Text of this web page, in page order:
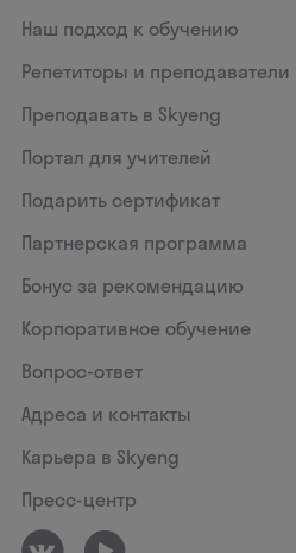
Наш подход к обучению
Репетиторы и преподаватели
Преподавать в Skyeng
Портал для учителей
Подарить сертификат
Партнерская программа
Бонус за рекомендацию
Корпоративное обучение
Вопрос-ответ
Адреса и контакты
Карьера в Skyeng
Пресс-центр